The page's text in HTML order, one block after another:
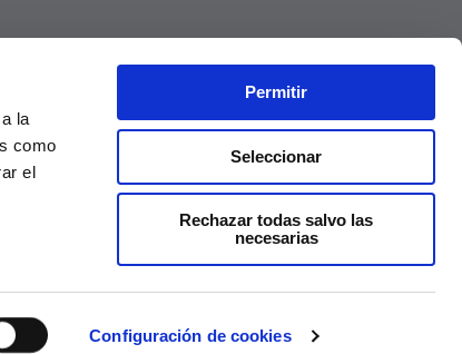
la
como
el
Configuración de cookies
Permitir
Seleccionar
Rechazar todas salvo las
necesarias
válidos solo en la web, no en tienda